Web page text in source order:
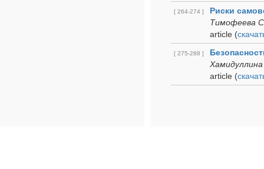
[ 264-274 ]
Риски
Тимофеева
article (
[ 275-288 ]
article (